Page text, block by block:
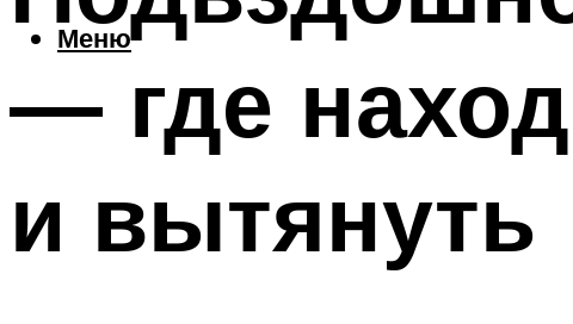
Меню
— где
и вытянуть